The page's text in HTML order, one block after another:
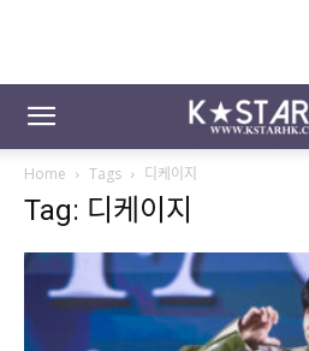
Home Tags 디케이지
Tag: 디케이지